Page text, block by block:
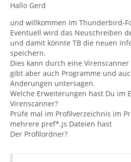
Hallo Gerd
und willkommen im Thunderbird-
Eventuell wird das Neuschreiben
und damit könnte TB die neuen
speichern.
Dies kann durch eine
gibt aber auch Programme und
Änderungen untersagen.
Welche Erweiterungen hast Du im
Virenscanner?
Prüfe mal im Profilverzeichnis im
mehrere pref*.js Dateien hast
Der Profilordner?